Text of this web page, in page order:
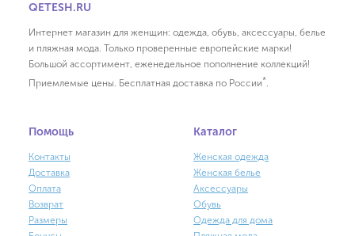
QETESH.RU
Интернет магазин для женщин: одежда, обувь, аксессуары, белье
и пляжная мода. Только проверенные европейские марки!
Большой ассортимент, еженедельное пополнение коллекций!
Приемлемые цены. Бесплатная доставка по России*.
Помощь
Контакты
Доставка
Оплата
Возврат
Размеры
Каталог
Женская одежда
Женская белье
Аксессуары
Обувь
Одежда для дома